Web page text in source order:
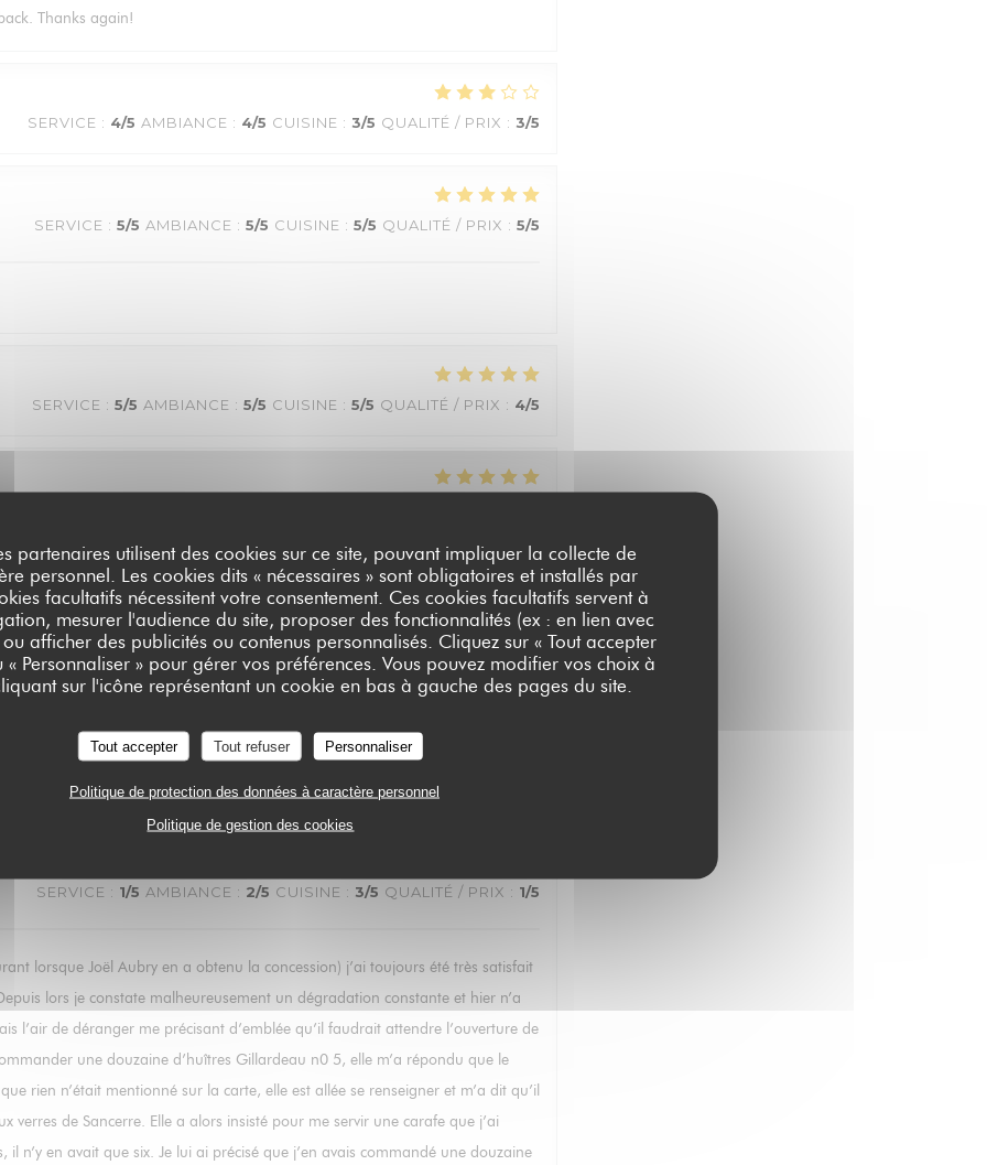
partenaires utilisent des cookies sur ce site, pouvant impliquer la collecte de
personnel. Les cookies dits « nécessaires » sont obligatoires et installés par
facultatifs nécessitent votre consentement. Ces cookies facultatifs servent à
mesurer l'audience du site, proposer des fonctionnalités (ex : en lien avec
afficher des publicités ou contenus personnalisés. Cliquez sur « Tout accepter
« Personnaliser » pour gérer vos préférences. Vous pouvez modifier vos choix à
sur l'icône représentant un cookie en bas à gauche des pages du site.
Tout accepter Tout refuser Personnaliser
Politique de protection des données à caractère personnel
Politique de gestion des cookies
Thanks again!
SERVICE : 4/5 AMBIANCE : 4/5 CUISINE : 3/5 QUALITÉ / PRIX : 3/5
SERVICE : 5/5 AMBIANCE : 5/5 CUISINE : 5/5 QUALITÉ / PRIX : 5/5
SERVICE : 5/5 AMBIANCE : 5/5 CUISINE : 5/5 QUALITÉ / PRIX : 4/5
SERVICE: 4 /5 AMBIANCE : 4/5 CUISINE: 5/5 QUALITÉ / PRIX: 4/5
service.
SERVICE : 1/5 AMBIANCE : 2/5 CUISINE : 3/5 QUALITÉ / PRIX : 1/5
lorsque Joël Aubry en a obtenu la concession) j’ai toujours été très satisfait
lors je constate malheureusement un dégradation constante et hier n’a
l’air de déranger me précisant d’emblée qu’il faudrait attendre l’ouverture de
une douzaine d’huîtres Gillardeau n0 5, elle m’a répondu que le
rien n’était mentionné sur la carte, elle est allée se renseigner et m’a dit qu’il
verres de Sancerre. Elle a alors insisté pour me servir une carafe que j’ai
n’y en avait que six. Je lui ai précisé que j’en avais commandé une douzaine